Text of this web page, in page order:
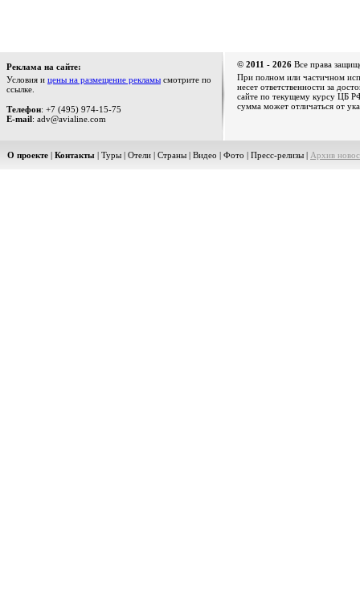
Реклама на сайте:
Условия и цены на размещение рекламы смотрите по
ссылке.
Телефон: +7 (495) 974-15-75
E-mail: adv@avialine.com
© 2011 - 2026 Все права
При полном или частичном
несет ответственности за
сайте по текущему курсу ЦБ
сумма может отличаться от
О проекте | Контакты | Туры | Отели | Страны | Видео | Фото | Пресс-релизы | Архив